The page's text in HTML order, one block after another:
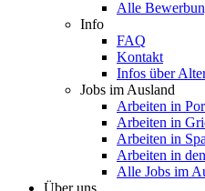
Alle
Info
FAQ
Kontakt
Infos über
Jobs im Ausland
Arbeiten in
Arbeiten in
Arbeiten in
Arbeiten in
Alle Jobs im
Über uns